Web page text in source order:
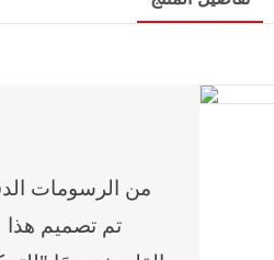
من الرسومات